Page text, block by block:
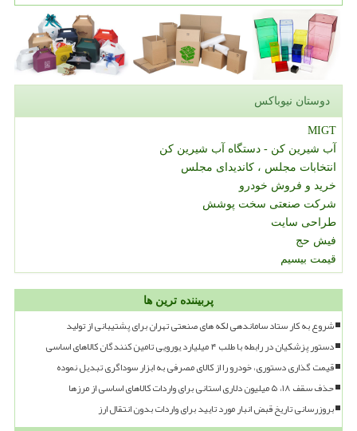
دوستان نیوباکس
MIGT
آب شیرین کن - دستگاه آب شیرین کن
انتخابات مجلس ، کاندیدای مجلس
خرید و فروش خودرو
شرکت صنعتی سخت پوشش
طراحی سایت
فیش حج
قیمت بیسیم
پربیننده ترین ها
شروع به کار ستاد ساماندهی لکه های صنعتی تهران برای پشتیبانی از تولید
دستور پزشکیان در رابطه با طلب ۴ میلیارد یورویی تامین کنندگان کالاهای اساسی
قیمت گذاری دستوری، خودرو را از کالای مصرفی به ابزار سوداگری تبدیل نموده
حذف سقف ۱۸، ۵ میلیون دلاری استانی برای واردات کالاهای اساسی از مرزها
بروزرسانی تاریخ قبض انبار مورد تایید برای واردات بدون انتقال ارز